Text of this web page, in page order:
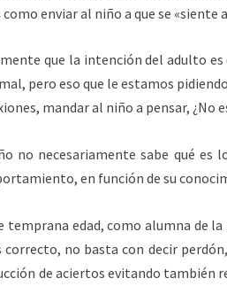
enviar al niño a que se «siente
que la intención del adulto
pero eso que le estamos
mandar al niño a pensar, ¿No
no necesariamente sabe qué es
en función de su
temprana edad, como alumna de
correcto, no basta con decir
de aciertos evitando también